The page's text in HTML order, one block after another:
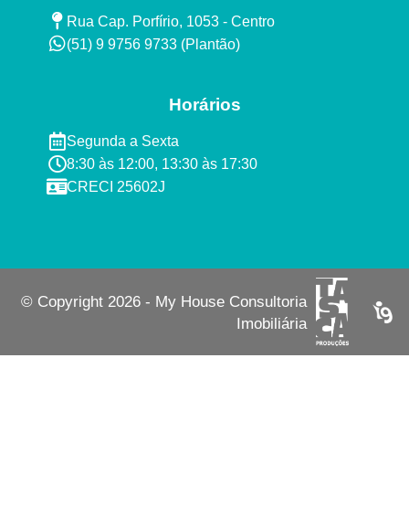
Rua Cap. Porfírio, 1053 - Centro
(51) 9 9756 9733 (Plantão)​
Horários
Segunda a Sexta ​
8:30 às 12:00, 13:30 às 17:30​​
CRECI 25602J​
© Copyright 2026 - My House Consultoria
Imobiliária